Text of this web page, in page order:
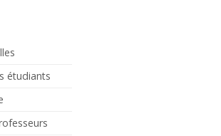
étudiants